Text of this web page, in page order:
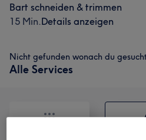
Bart schneiden & trimmen
15 Min.Details anzeigen
Nicht gefunden wonach du
Alle Services